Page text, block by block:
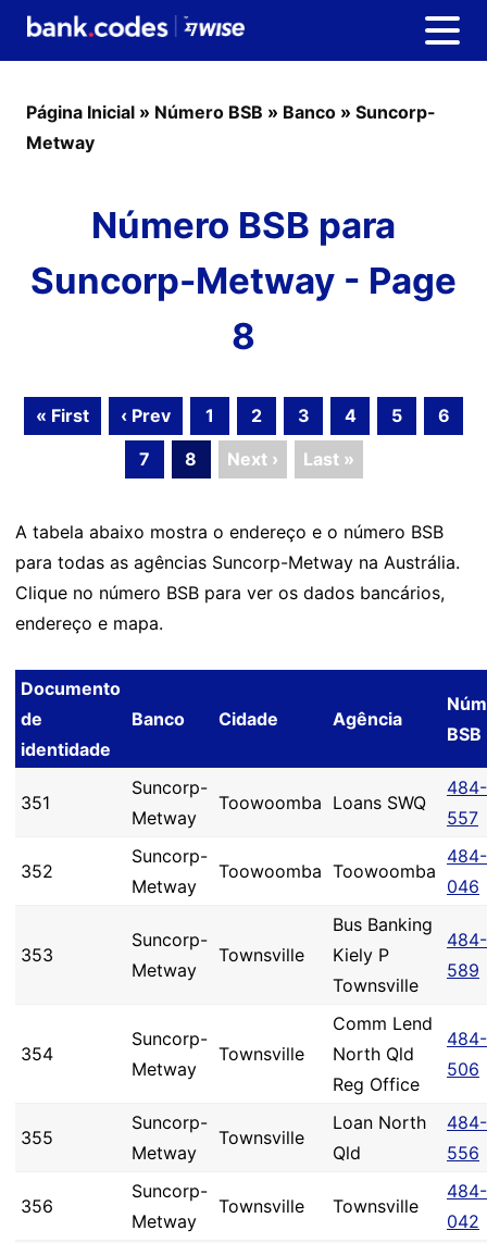
Página Inicial » Número BSB » Banco » Suncorp-
Metway
Número BSB para
Suncorp-Metway - Page
8
« First ‹ Prev 1 2 3 4 5
6
7
8 Next › Last »
A tabela abaixo mostra o endereço e o número BSB
para todas as agências Suncorp-Metway na Austrália.
Clique no número BSB para ver os dados bancários,
endereço e mapa.
Documento
de
identidade
Banco Cidade Agência
BSB
351
Suncorp-
Metway
Toowoomba Loans SWQ
484-
557
352
Suncorp-
Metway
Toowoomba Toowoomba
484-
046
353
Suncorp-
Metway
Townsville
Bus Banking
Kiely P
Townsville
484-
589
354
Suncorp-
Metway
Townsville
Comm Lend
North Qld
Reg Office
484-
506
355
Suncorp-
Metway
Townsville
Loan North
Qld
484-
556
356
Suncorp-
Metway
Townsville Townsville
484-
042